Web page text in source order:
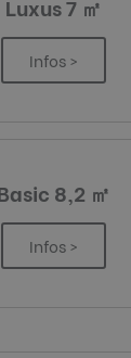
Luxus 7 ㎡
Infos >
8,2 ㎡
Infos >